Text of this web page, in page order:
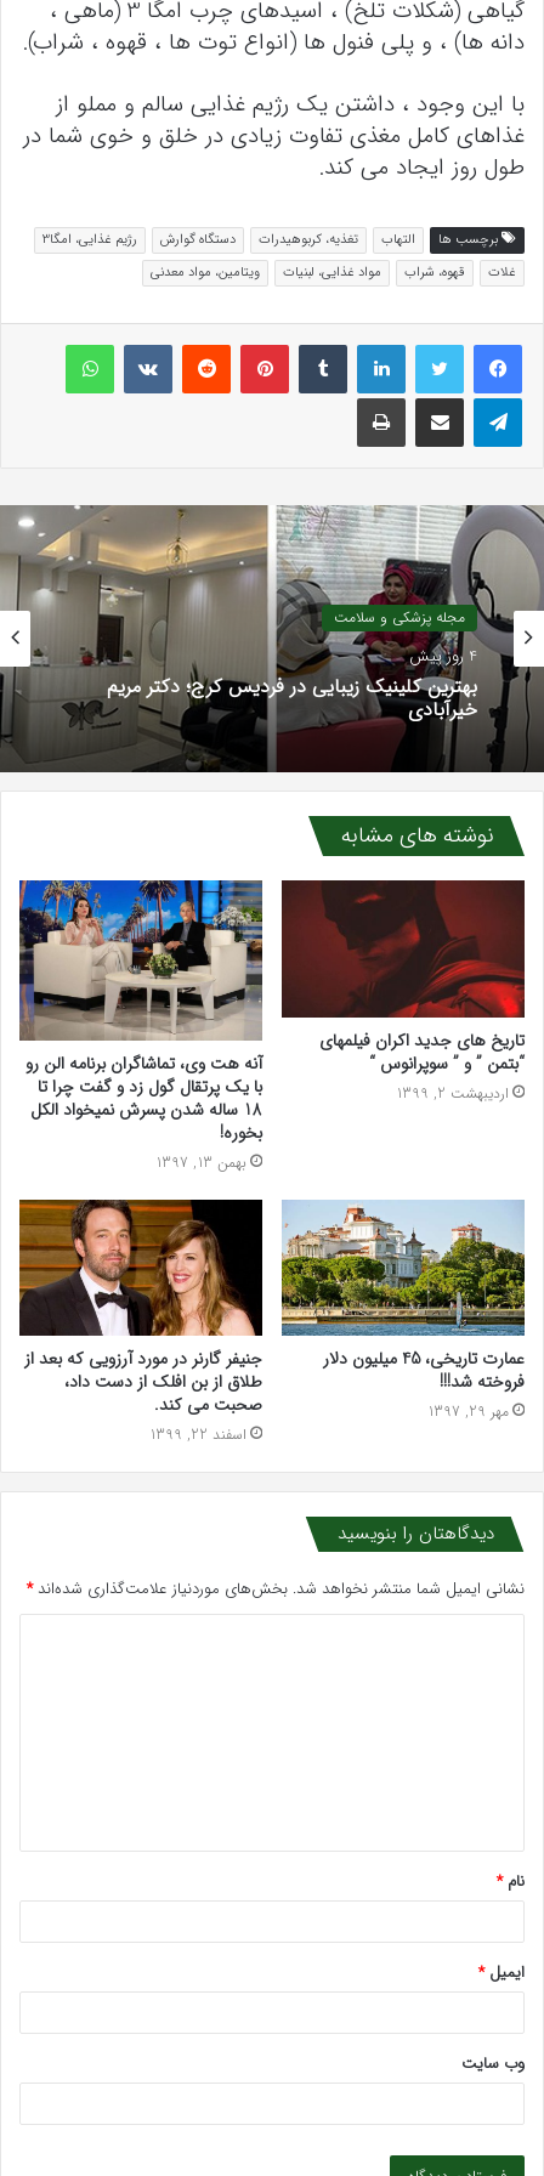
گیاهی (شکلات تلخ) ، اسیدهای چرب امگا 3 (ماهی ،
دانه ها) ، و پلی فنول ها (انواع توت ها ، قهوه ، شراب).
با این وجود ، داشتن یک رژیم غذایی سالم و مملو از
غذاهای کامل مغذی تفاوت زیادی در خلق و خوی شما در
طول روز ایجاد می کند.
برچسب ها التهاب تغذیه، کربوهیدرات دستگاه گوارش
رژیم غذایی، امگا3
غلات
قهوه، شراب مواد غذایی، لبنیات ویتامین، مواد معدنی
لینکداینتامبلر پینتریستReddit
VKontakteواتس آپ
تلگرام اشتراک گذاری با ایمیل چاپ
مجله پزشکی و سلامت
7 روز پیش
سرکه سیب برای قند خون، کلسترول و لاغری؛ واقعیت
علمی چیست؟
نوشته های مشابه
تاریخ های جدید اکران فیلمهای
“بتمن ” و ” سوپرانوس “
اردیبهشت 2, 1399
آنه هت وی، تماشاگران برنامه الن رو
با یک پرتقال گول زد و گفت چرا تا
18 ساله شدن پسرش نمیخواد الکل
بخوره!
بهمن 13, 1397
عمارت تاریخی، 45 میلیون دلار
فروخته شد!!!
مهر 29, 1397
جنیفر گارنر در مورد آرزویی که بعد از
طلاق از بن افلک از دست داد،
صحبت می کند.
اسفند 22, 1399
دیدگاهتان را بنویسید
نشانی ایمیل شما منتشر نخواهد شد. بخش‌های موردنیاز علامت‌گذاری شده‌اند*
*
نام*
ایمیل*
وب‌ سایت